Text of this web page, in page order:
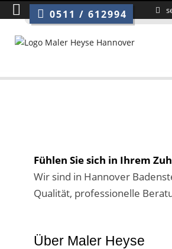
0511 / 612994
Fühlen Sie sich in Ihrem
Wir sind in Hannover
Qualität, professionelle
Über Maler Heyse